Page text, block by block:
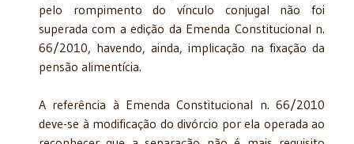
pelo rompimento do vínculo conjugal não foi
superada com a edição da Emenda Constitucional n.
66/2010, havendo, ainda, implicação na fixação da
pensão alimentícia.
A referência à Emenda Constitucional n. 66/2010
deve-se à modificação do divórcio por ela operada ao